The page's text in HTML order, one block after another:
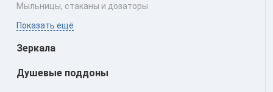
Мыльницы, стаканы и дозаторы
Показать ещё
Зеркала
Душевые поддоны